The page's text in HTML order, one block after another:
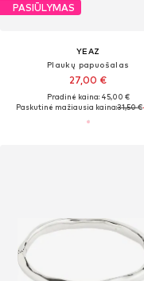
PASIŪLYMAS
YEAZ
Plaukų papuošalas
27,00 €
Pradinė kaina: 45,00 €
Paskutinė mažiausia kaina:31,50 €